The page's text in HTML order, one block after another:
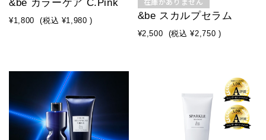
&be カラーケア C.Pink
¥1,800 (税込 ¥1,980 ) &be スカルプセラム
¥2,500 (税込 ¥2,750 )